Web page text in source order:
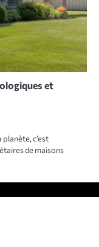
et
c’est
de maisons